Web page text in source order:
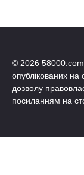
© 2026
опублікованих на
дозволу
посиланням на